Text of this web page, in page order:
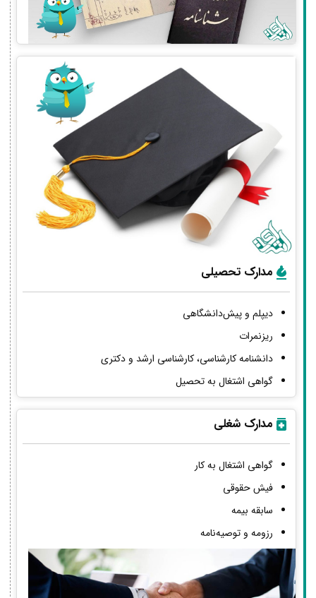
مدارک تحصیلی
دیپلم و پیش‌دانشگاهی
ریزنمرات
دانشنامه کارشناسی، کارشناسی ارشد و دکتری
گواهی اشتغال به تحصیل
مدارک شغلی
گواهی اشتغال به کار
فیش حقوقی
سابقه بیمه
رزومه و توصیه‌نامه